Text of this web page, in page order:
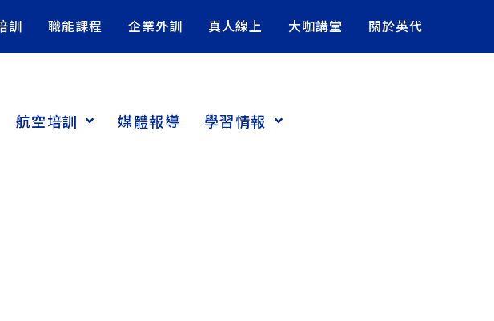
訓 職能課程 企業外訓 真人線上 大咖講堂 關於英代
航空培訓 媒體報導 學習情報